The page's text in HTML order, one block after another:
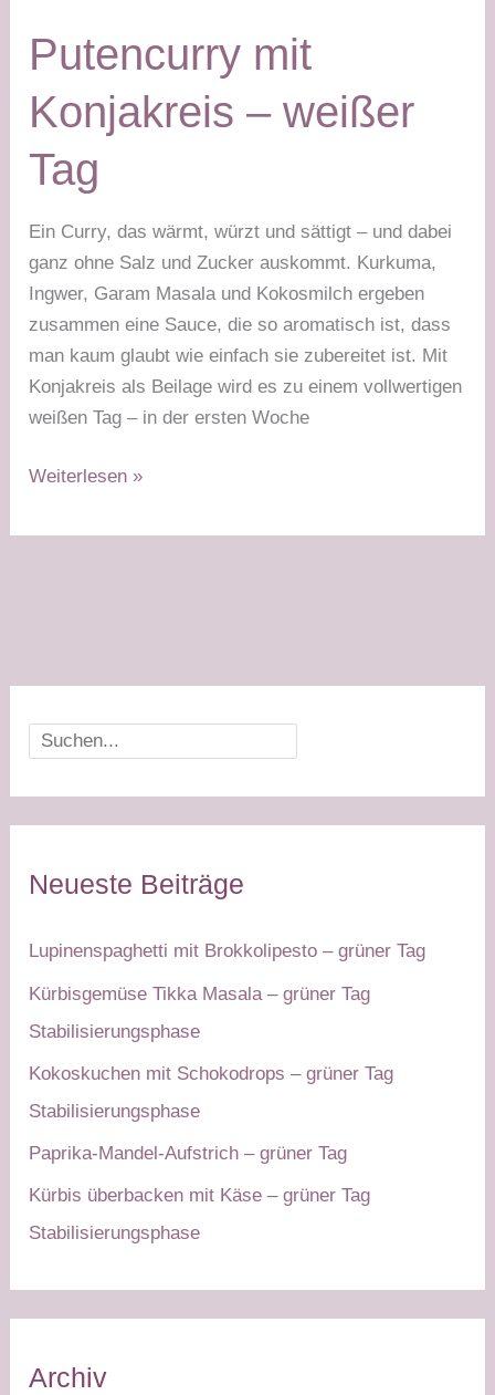
Lupinennudeln
–
grüner
Tag
Putencurry mit
Konjakreis – weißer
Tag
Ein Curry, das wärmt, würzt und sättigt – und dabei
ganz ohne Salz und Zucker auskommt. Kurkuma,
Ingwer, Garam Masala und Kokosmilch ergeben
zusammen eine Sauce, die so aromatisch ist, dass
man kaum glaubt wie einfach sie zubereitet ist. Mit
Konjakreis als Beilage wird es zu einem vollwertigen
weißen Tag – in der ersten Woche
Putencurry
Konjakreis
Weiterlesen »
Suchen
Neueste Beiträge
Lupinenspaghetti mit Brokkolipesto – grüner Tag
Kürbisgemüse Tikka Masala – grüner Tag
Stabilisierungsphase
Kokoskuchen mit Schokodrops – grüner Tag
Stabilisierungsphase
Paprika-Mandel-Aufstrich – grüner Tag
Kürbis überbacken mit Käse – grüner Tag
Stabilisierungsphase
Archiv